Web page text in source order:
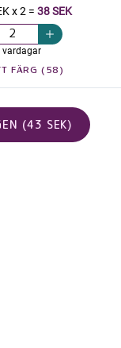
x 2 = 38 SEK
vardagar
FÄRG (58)
(43 SEK)